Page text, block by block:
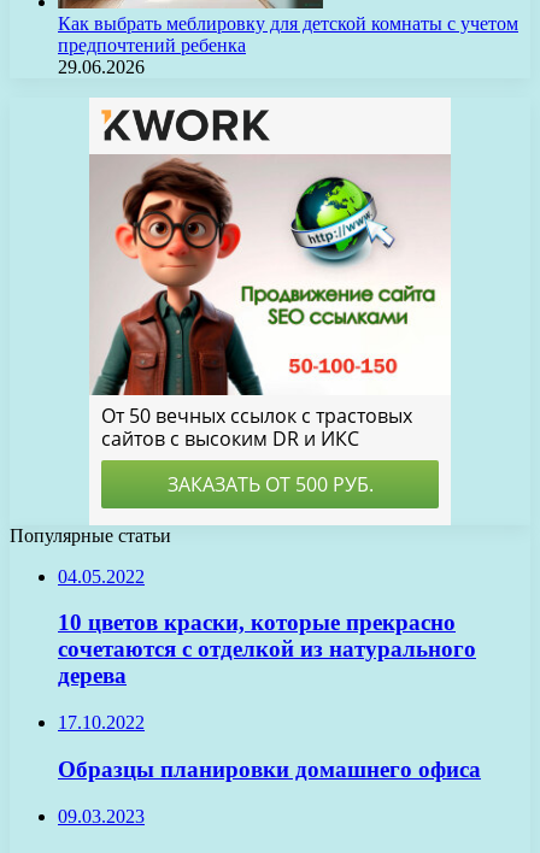
Как выбрать меблировку для детской комнаты с учетом
предпочтений ребенка
29.06.2026
Популярные статьи
04.05.2022
10 цветов краски, которые прекрасно
сочетаются с отделкой из натурального
дерева
17.10.2022
Образцы планировки домашнего офиса
09.03.2023